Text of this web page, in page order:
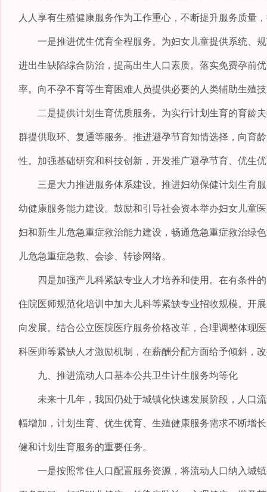
人人享有生殖健康服务作为工作重心，不断提升服务质量
一是推进优生优育全程服务。为妇女儿童提供系统、规
进出生缺陷综合防治，提高出生人口素质。落实免费孕前
率。向不孕不育等生育困难人员提供必要的人类辅助生殖
二是提供计划生育优质服务。为实行计划生育的育龄夫
群提供取环、复通等服务。推进避孕节育知情选择，向育
性。加强基础研究和科技创新，开发推广避孕节育、优生
三是大力推进服务体系建设。推进妇幼保健计划生育服
幼健康服务能力建设。鼓励和引导社会资本举办妇女儿童
妇和新生儿危急重症救治能力建设，畅通危急重症救治绿
儿危急重症急救、会诊、转诊网络。
四是加强产儿科紧缺专业人才培养和使用。在有条件的
住院医师规范化培训中加大儿科等紧缺专业招收规模。开
向发展。结合公立医院医疗服务价格改革，合理调整体现
科医师等紧缺人才激励机制，在薪酬分配方面给予倾斜，
九、推进流动人口基本公共卫生计生服务均等化
未来十几年，我国仍处于城镇化快速发展阶段，人口流
幅增加，计划生育、优生优育、生殖健康服务需求不断增
健和计划生育服务的重要任务。
一是按照常住人口配置服务资源，将流动人口纳入城镇